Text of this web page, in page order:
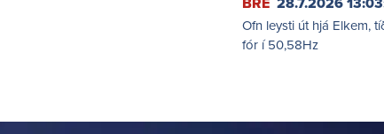
suðureftir seinnipartinn.
fyrir land (Reykjanes og
21.
Ofn leysti út hjá Elkem,
fór í 50,58Hz